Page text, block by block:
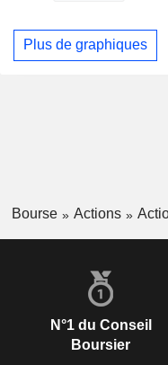
Plus de graphiques
Bourse Actions
N°1 du Conseil
Boursier